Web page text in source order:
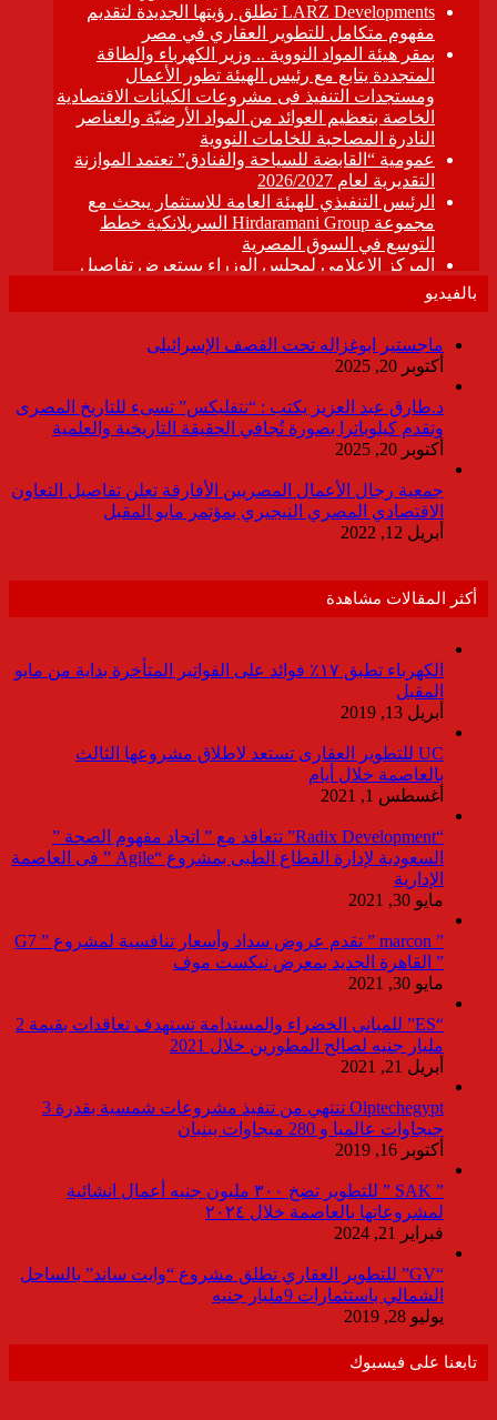
بالفيديو
ماجستير ابوغزاله تحت القصف الإسرائيلى
أكتوبر 20, 2025
د.طارق عبد العزيز يكتب : “نتفليكس” تسىء للتاريخ المصرى
وتقدم كيلوباترا بصورة تُجافي الحقيقة التاريخية والعلمية
أكتوبر 20, 2025
جمعية رجال الأعمال المصريين الأفارقة تعلن تفاصيل التعاون
الاقتصادي المصري النيجيري بمؤتمر مايو المقبل
أبريل 12, 2022
أكثر المقالات مشاهدة
الكهرباء تطبق ١٧٪ فوائد على الفواتير المتأخرة بداية من مايو
المقبل
أبريل 13, 2019
UC للتطوير العقارى تستعد لاطلاق مشروعها الثالث
بالعاصمة خلال أيام
أغسطس 1, 2021
“Radix Development” تتعاقد مع ” اتحاد مفهوم الصحة ”
السعودية لإدارة القطاع الطبى بمشروع “Agile ” فى العاصمة
الإدارية
مايو 30, 2021
” marcon ” تقدم عروض سداد وأسعار تنافسية لمشروع ” G7
” القاهرة الجديد بمعرض نيكست موف
مايو 30, 2021
“ES” للمبانى الخضراء والمستدامة تستهدف تعاقدات بقيمة 2
مليار جنيه لصالح المطورين خلال 2021
أبريل 21, 2021
Olptechegypt تنتهي من تنفيذ مشروعات شمسية بقدرة 3
جيجاوات عالميا و 280 ميجاوات ببنبان
أكتوبر 16, 2019
” SAK ” للتطوير تضخ ٣٠٠ مليون جنيه أعمال انشائية
لمشروعاتها بالعاصمة خلال ٢٠٢٤
فبراير 21, 2024
“GV” للتطوير العقاري تطلق مشروع “وايت ساند” بالساحل
الشمالي باستثمارات 9مليار جنيه
يوليو 28, 2019
تابعنا على فيسبوك